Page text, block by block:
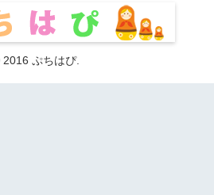
ぷちはぴ.